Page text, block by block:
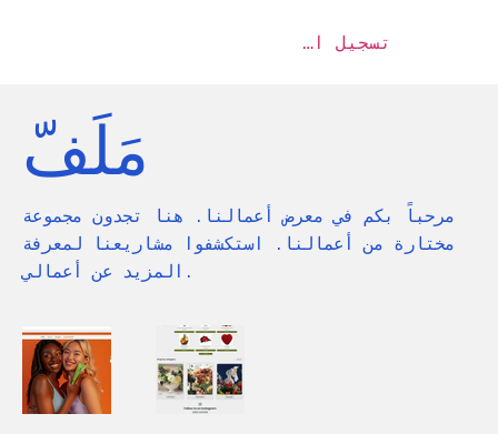
تسجيل الدخول
مَلَفّ
مرحباً بكم في معرض أعمالنا. هنا تجدون مجموعة
مختارة من أعمالنا. استكشفوا مشاريعنا لمعرفة
المزيد عن أعمالي.